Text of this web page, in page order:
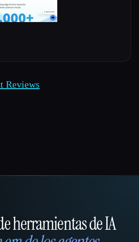
Reviews
herramientas de IA